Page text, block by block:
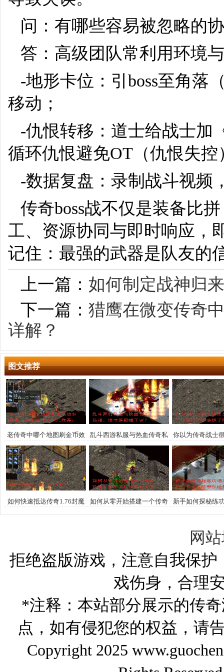
问：有哪些容易被忽略的
答：高级团队常利用环境
-地形卡位：引boss至角落
移动；
-仇恨转移：道士给战士加
循环仇恨避免OT（仇恨失控
-数据复盘：录制战斗视频
传奇boss战不仅是装备比
工、资源协同与即时响应，
记住：最强的武器是队友的
上一篇： 如何制定战神归
下一篇： 猎鹰在微变传奇
详解？
图文推荐
老传奇中哪个地图刷金币效
率最高？求最佳打金地点推
荐。
乱斗西游私服与热血传奇私
服，谁才是巅峰王者？
你以为传奇战士
这些技巧你掌
如何快速抵达传奇1.76封魔
殿？
如何从零开始搭建一个传奇
私服？完整流程与盈利攻略
新手如何探秘练
冒险全攻略带
网
拒绝盗版游戏，注意自我保
戏伤身，合理
*注释：本站部分展示的传
点，如有侵犯您的权益，请
Copyright 2025